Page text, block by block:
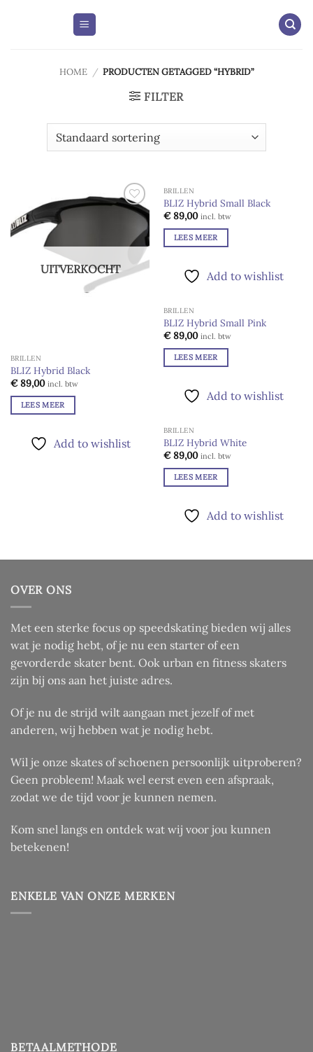
HOME / PRODUCTEN GETAGGED “HYBRID”
FILTER
Add to
UITVERKOCHT
BRILLEN
BLIZ Hybrid Black
€89,00 incl. btw
LEES MEER
Add to wishlist
UITVERKOCHT
BRILLEN
BLIZ Hybrid Small Black
€89,00 incl. btw
LEES MEER
Add to wishlist
UITVERKOCHT
BRILLEN
BLIZ Hybrid Small Pink
€89,00 incl. btw
LEES MEER
Add to wishlist
UITVERKOCHT
BRILLEN
BLIZ Hybrid White
€89,00 incl. btw
LEES MEER
Add to wishlist
OVER ONS
Met een sterke focus op speedskating bieden wij alles
wat je nodig hebt, of je nu een starter of een
gevorderde skater bent. Ook urban en fitness skaters
zijn bij ons aan het juiste adres.
Of je nu de strijd wilt aangaan met jezelf of met
anderen, wij hebben wat je nodig hebt.
Wil je onze skates of schoenen persoonlijk uitproberen?
Geen probleem! Maak wel eerst even een afspraak,
zodat we de tijd voor je kunnen nemen.
Kom snel langs en ontdek wat wij voor jou kunnen
betekenen!
ENKELE VAN ONZE MERKEN
BETAALMETHODE